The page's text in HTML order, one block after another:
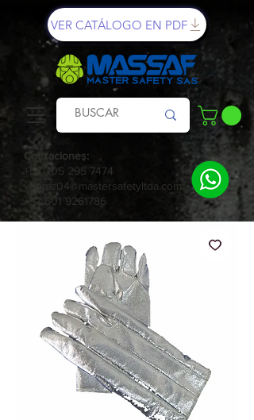
Cotizaciones:
+57 305 295 7474
ventas04@mastersafetyltda.com
+57 601 9261786
VER CATÁLOGO EN PDF